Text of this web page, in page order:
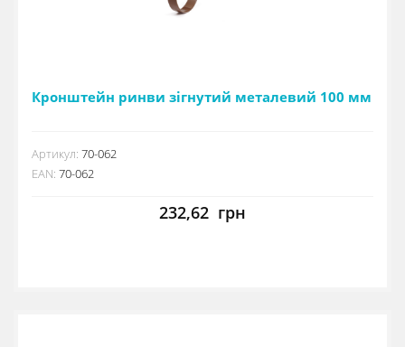
Кронштейн ринви зігнутий металевий 100 мм
Артикул: 70-062
EAN: 70-062
232,62 грн